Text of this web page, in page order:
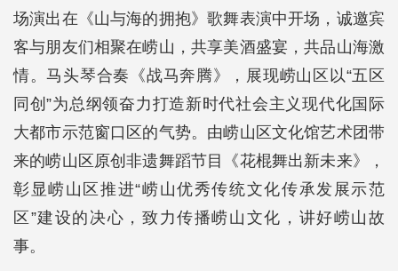
场演出在《山与海的拥抱》歌舞表演中开场，诚邀宾
客与朋友们相聚在崂山，共享美酒盛宴，共品山海激
情。马头琴合奏《战马奔腾》，展现崂山区以“五区
同创”为总纲领奋力打造新时代社会主义现代化国际
大都市示范窗口区的气势。由崂山区文化馆艺术团带
来的崂山区原创非遗舞蹈节目《花棍舞出新未来》，
彰显崂山区推进“崂山优秀传统文化传承发展示范
区”建设的决心，致力传播崂山文化，讲好崂山故
事。